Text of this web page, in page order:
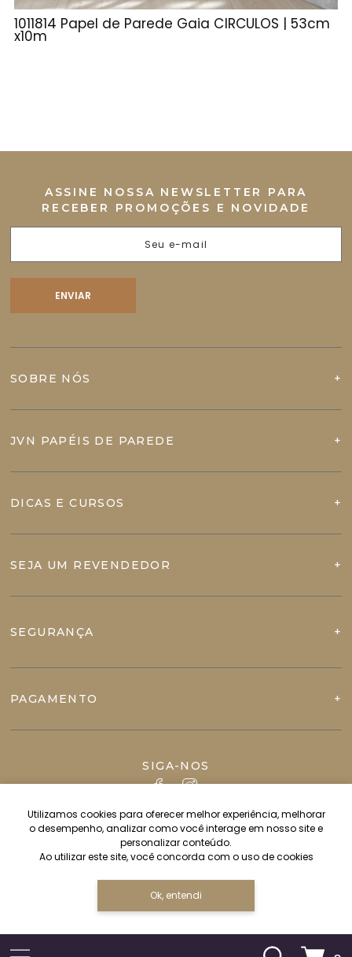
Utilizamos cookies para oferecer melhor experiência, melhorar
o desempenho, analizar como você interage em nosso site e
personalizar conteúdo.
Ao utilizar este site, você concorda com o uso de cookies
Ok, entendi
1011814 Papel de Parede Gaia CÍRCULOS | 53cm
x10m
SOBRE NÓS
JVN PAPÉIS DE PAREDE
DICAS E CURSOS
SEJA UM REVENDEDOR
SEGURANÇA
PAGAMENTO
SIGA-NOS
ASSINE NOSSA NEWSLETTER PARA
RECEBER PROMOÇÕES E NOVIDADE
Copyright JVN IMPORT & EXPORT LTDA - 82544628000112 - 2026.